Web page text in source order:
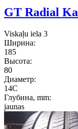
GT Radial
Viskaļu iela 3
Ширина:
185
Высота:
80
Диаметр:
14C
Глубина, mm:
jaunas